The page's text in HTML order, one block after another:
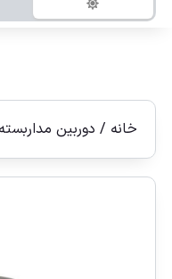
خانه / دوربین مداربسته